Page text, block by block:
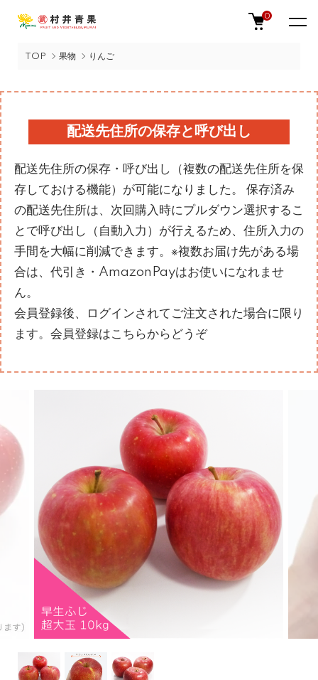
0
TOP 果物 りんご
配送先住所の保存と呼び出し
配送先住所の保存・呼び出し（複数の配送先住所を保
存しておける機能）が可能になりました。 保存済み
の配送先住所は、次回購入時にプルダウン選択するこ
とで呼び出し（自動入力）が行えるため、住所入力の
手間を大幅に削減できます。※複数お届け先がある場
合は、代引き・AmazonPayはお使いになれませ
ん。
会員登録後、ログインされてご注文された場合に限り
ます。 会員登録はこちらからどうぞ